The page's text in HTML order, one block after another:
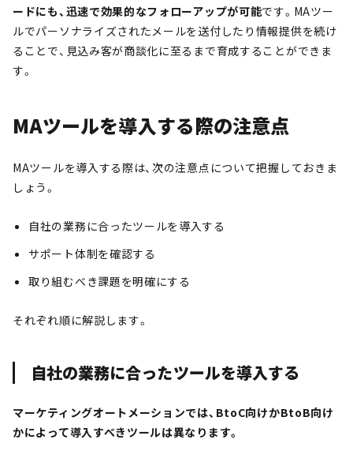
ードにも、迅速で効果的なフォローアップが可能です。MAツー
ルでパーソナライズされたメールを送付したり情報提供を続け
ることで、見込み客が商談化に至るまで育成することができま
す。
MAツールを導入する際の注意点
MAツールを導入する際は、次の注意点について把握しておきま
しょう。
自社の業務に合ったツールを導入する
サポート体制を確認する
取り組むべき課題を明確にする
それぞれ順に解説します。
自社の業務に合ったツールを導入する
マーケティングオートメーションでは、BtoC向けかBtoB向け
かによって導入すべきツールは異なります。